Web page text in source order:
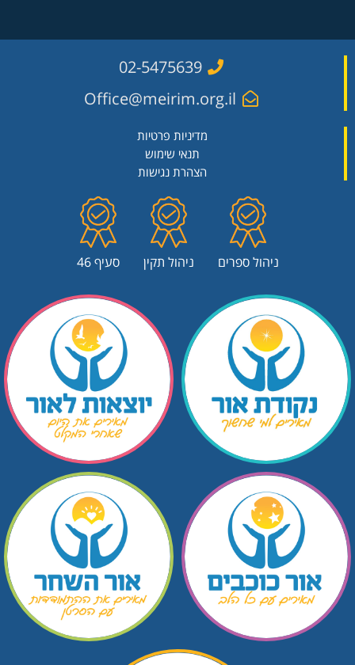
02-5475639
Office@meirim.org.il
מדיניות פרטיות
תנאי שימוש
הצהרת נגישות
ניהול ספרים ניהול תקין סעיף 46